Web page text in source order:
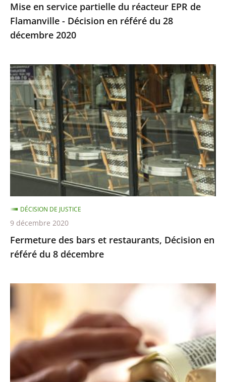
référé
du
28
2020
Mise en service partielle du réacteur EPR de
Flamanville - Décision en référé du 28
décembre 2020
Fermeture
des
bars
et
restaurants,
Décision
en
référé
8
décembre
Fermeture des bars et restaurants, Décision en
référé du 8 décembre
DÉCISION DE JUSTICE
9 décembre 2020
Limite
30
personnes
dans
les
établissements